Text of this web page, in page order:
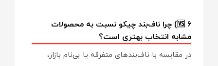
🆚 ۶) چرا ناف‌بند چیکو نسبت به محصولات
مشابه انتخاب بهتری است؟
در مقایسه با ناف‌بندهای متفرقه یا بی‌نام بازار،